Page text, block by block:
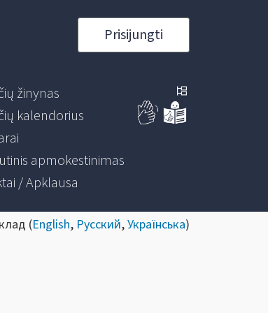
Prisijungti
žinynas
kalendorius
apmokestinimas
/ Apklausa
(English, Русский,Українська)